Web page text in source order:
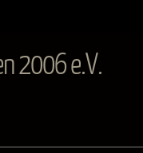
2006 e.V.